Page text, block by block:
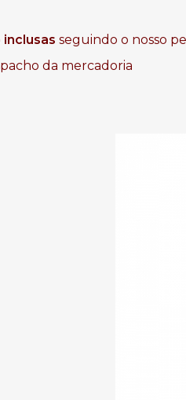
inclusas seguindo o nosso
da mercadoria